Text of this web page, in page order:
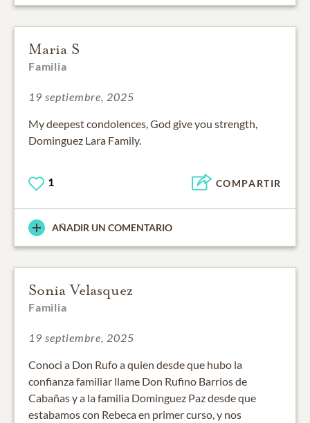
Maria S
Familia
19 septiembre, 2025
My deepest condolences, God give you strength,
Dominguez Lara Family.
1 COMPARTIR
AÑADIR UN COMENTARIO
Sonia Velasquez
Familia
19 septiembre, 2025
Conoci a Don Rufo a quien desde que hubo la
confianza familiar llame Don Rufino Barrios de
Cabañas y a la familia Dominguez Paz desde que
estabamos con Rebeca en primer curso, y nos